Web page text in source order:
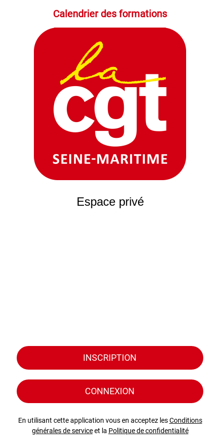
Calendrier des formations
Espace privé
INSCRIPTION
CONNEXION
En utilisant cette application vous en acceptez lesConditions
générales de serviceet la Politique de confidentialité